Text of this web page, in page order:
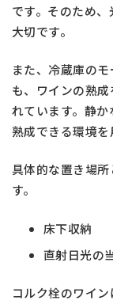
です。そのため
大切です。
また、冷蔵庫の
も、ワインの熟
れています。静
熟成できる環境を
具体的な置き場
す。
床下収納
直射日光の
コルク栓のワイ